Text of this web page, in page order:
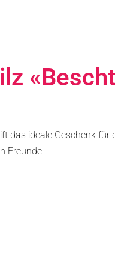
das ideale Geschenk für
Freunde!